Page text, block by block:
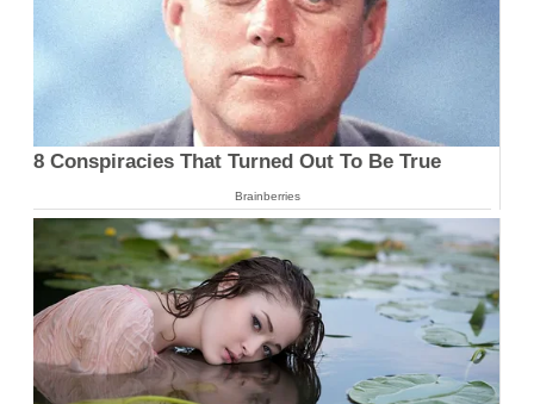
8 Conspiracies That Turned Out To Be True
Brainberries